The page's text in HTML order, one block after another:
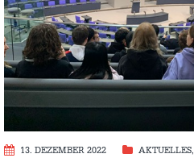
13. DEZEMBER 2022 AKTUELLES,